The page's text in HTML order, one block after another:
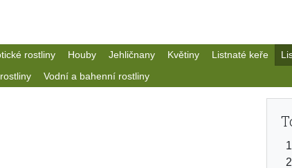
rostliny Houby Jehličnany Květiny Listnaté keře
Vodní a bahenní rostliny